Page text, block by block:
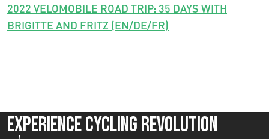
2022 VELOMOBILE ROAD TRIP: 35 DAYS WITH
BRIGITTE AND FRITZ (EN/DE/FR)
Experience Cycling Revolution